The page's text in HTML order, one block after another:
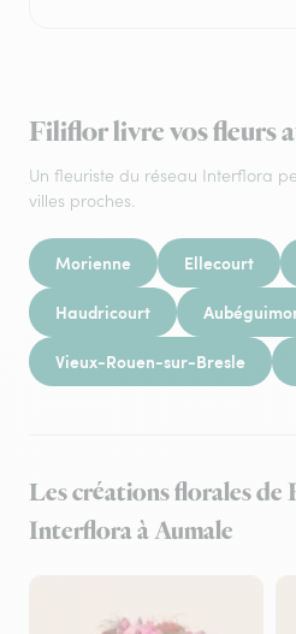
Filiflor livre vos fleurs
Un fleuriste du réseau Interflora
villes proches.
Morienne Ellecourt
Haudricourt
Vieux-Rouen-sur-Bresle
Les créations florales de
Interflora à Aumale